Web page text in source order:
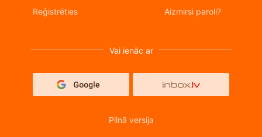
Reģistrēties Aizmirsi paroli?
Vai ienāc ar
Pilnā versija